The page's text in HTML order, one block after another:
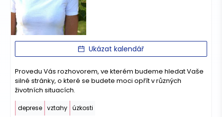
Ukázat kalendář
Provedu Vás rozhovorem, ve kterém budeme hledat Vaše
silné stránky, o které se budete moci opřít v různých
životních situacích.
deprese vztahy úzkosti